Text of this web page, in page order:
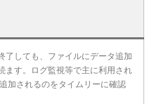
了しても、ファイルにデータ追加
ます。ログ監視等で主に利用され
加されるのをタイムリーに確認